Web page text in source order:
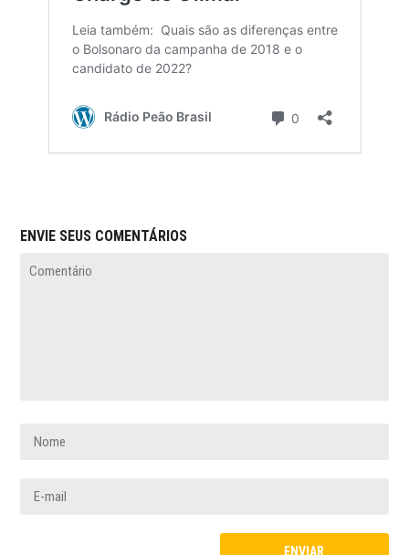
ENVIE SEUS COMENTÁRIOS